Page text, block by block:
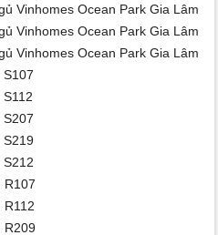
Vinhomes Ocean Park Gia Lâm
Vinhomes Ocean Park Gia Lâm
Vinhomes Ocean Park Gia Lâm
S219
R107
R112
R209